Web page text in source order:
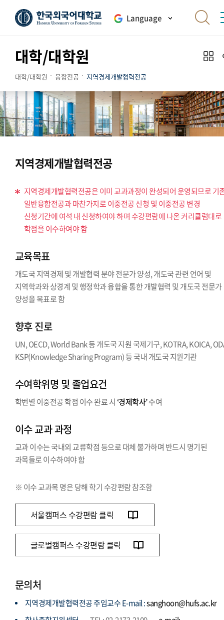
Language
대학/대학원
대학/대학원 융합전공 지역경제개발협력전공
지역경제개발협력전공
지역경제개발협력전공은 이미 교과과정이 완성되어 운영되므로 기
일반융합전공과 마찬가지로 이중전공 신청 및 이중전공 변경
신청기간에 여석 내 신청하여야 하며 수강편람에 나온 커리큘럼대로
학점을 이수하여야 함
교육목표
개도국 지역경제 및 개발협력 분야 전문가 양성, 개도국 관련 언어 및
지역학과와 상경계 및 행정학과 융합을 통한 개발협력 및 개도국 전문가
양성을 목표로 함
향후 진로
UN, OECD, World Bank 등 개도국 지원 국제기구, KOTRA, KOICA,
KSP(Knowledge Sharing Program) 등 국내 개도국 지원기관
수여학위명 및 졸업요건
학번별 이중전공 학점 이수 완료 시 ‘경제학사’수여
이수 교과 과정
교과 이수는 국내외 교류학점 등으로 대체 불가하며 반드시 명기된
과목들로 이수하여야 함
※ 이수 교과목 명은 당해 학기 수강편람 참조함
서울캠퍼스 수강편람 클릭
글로벌캠퍼스 수강편람 클릭
문의처
지역경제개발협력전공 주임교수 E-mail :sanghoon@hufs.ac.kr